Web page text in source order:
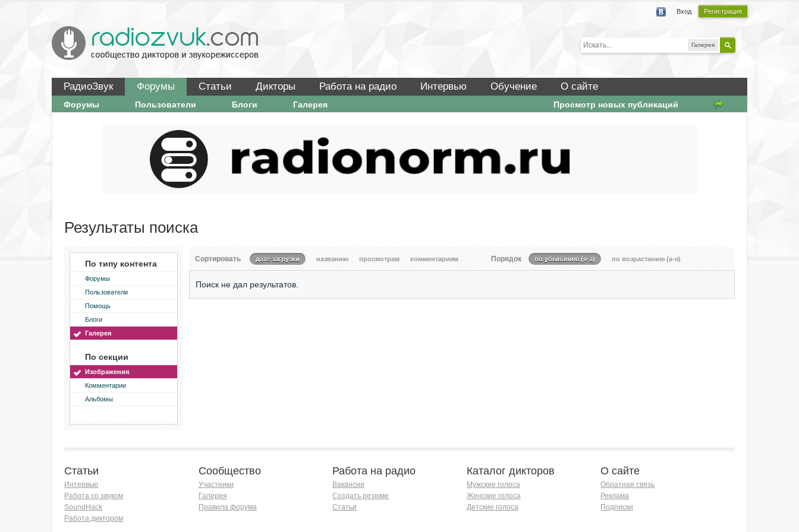
Вход Регистрация
Галерея
РадиоЗвук Форумы Статьи Дикторы Работа на радио Интервью Обучение О сайте
Просмотр новых публикаций
Форумы Пользователи Блоги Галерея
Результаты поиска
По типу контента
Форумы
Пользователи
Помощь
Блоги
Галерея
По секции
Изображения
Комментарии
Альбомы
Сортировать дате загрузки названию просмотрам комментариям Порядок по убыванию (я-а) по возрастанию (а-я)
Поиск не дал результатов.
Статьи
Интервью
Работа со звуком
SoundHack
Работа диктором
Сообщество
Участники
Галерея
Правила форума
Работа на радио
Вакансии
Создать резюме
Статьи
Каталог дикторов
Мужские голоса
Женские голоса
Детские голоса
О сайте
Обратная связь
Реклама
Подписки